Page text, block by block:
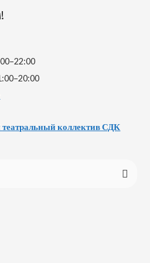
коллектив СДК